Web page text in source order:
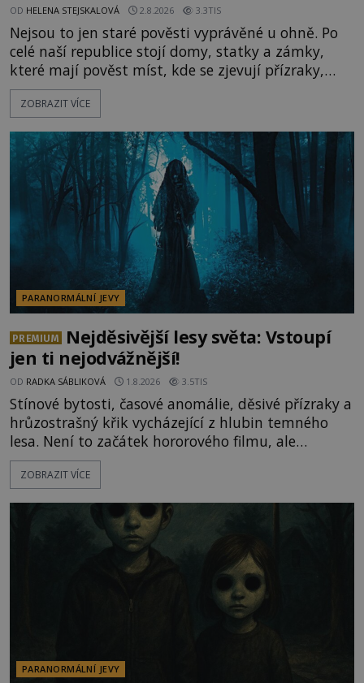
OD HELENA STEJSKALOVÁ 2.8.2026 3.3TIS
Nejsou to jen staré pověsti vyprávěné u ohně. Po
celé naší republice stojí domy, statky a zámky,
které mají pověst míst, kde se zjevují přízraky,
ozývají nevysvětlitelné zvuky nebo se dějí podivné
jevy. Zatímco historici většinou hledají racionální
lokality vykazují nápadně podobná svědectví po
celé generace. A právě tato opakující se svědectví
ZOBRAZIT VÍCE
PARANORMÁLNÍ JEVY
PREMIUM
Nejděsivější lesy světa: Vstoupí
jen ti nejodvážnější!
OD RADKA SÁBLIKOVÁ 1.8.2026 3.5TIS
Stínové bytosti, časové anomálie, děsivé přízraky a
hrůzostrašný křik vycházející z hlubin temného
lesa. Není to začátek hororového filmu, ale
události, které popisují návštěvníci lesů, které jsou
označovány jako nejděsivější na světě. Lidé bydlící
vyhýbají! Už jste o těchto lesích slyšeli? A odvážili
byste se je navštívit? [gallery ids="17
ZOBRAZIT VÍCE
PARANORMÁLNÍ JEVY